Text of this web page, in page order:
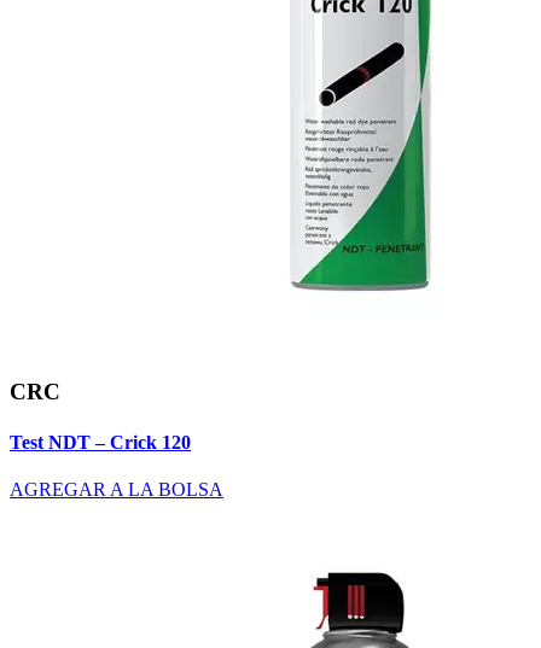
CRC
Test NDT – Crick 120
AGREGAR A LA BOLSA